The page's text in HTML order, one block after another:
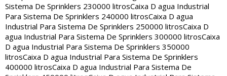
Sistema De Sprinklers 230000 litrosCaixa D agua Industrial
Para Sistema De Sprinklers 240000 litrosCaixa D agua
Industrial Para Sistema De Sprinklers 250000 litrosCaixa D
agua Industrial Para Sistema De Sprinklers 300000 litrosCaixa
D agua Industrial Para Sistema De Sprinklers 350000
litrosCaixa D agua Industrial Para Sistema De Sprinklers
400000 litrosCaixa D agua Industrial Para Sistema De